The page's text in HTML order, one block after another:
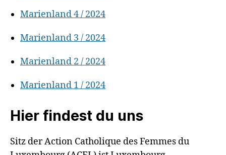
Marienland 4 / 2024
Marienland 3 / 2024
Marienland 2 / 2024
Marienland 1 / 2024
Hier findest du uns
Sitz der Action Catholique des Femmes du